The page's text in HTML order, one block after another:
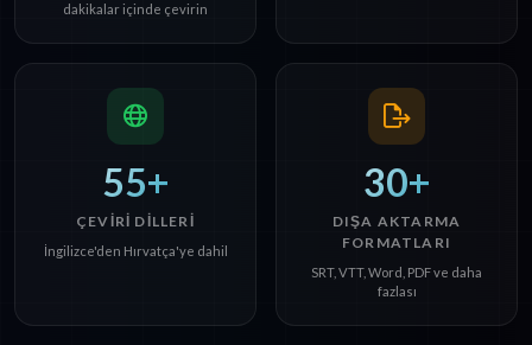
dakikalar içinde çevirin
55+
ÇEVIRI DILLERI
İngilizce'den Hırvatça'ye dahil
30+
DIŞA AKTARMA
FORMATLARI
SRT, VTT, Word, PDF ve daha
fazlası